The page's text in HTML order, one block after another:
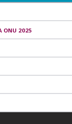
ONU 2025